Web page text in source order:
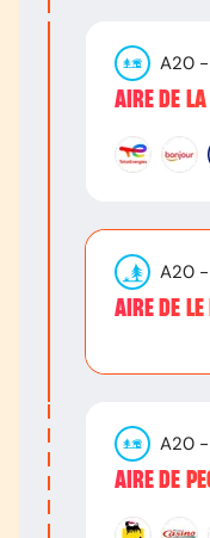
A20
AIRE DE LA
A20
AIRE DE LE
A20
AIRE DE